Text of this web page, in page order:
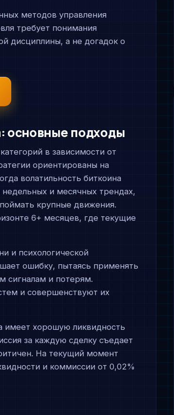
методов управления
требует понимания
дисциплины, а не догадок о
основные подходы
в зависимости от
ориентированы на
волатильность биткоина
и месячных трендах,
крупные движения.
6+ месяцев, где текущие
и психологической
ошибку, пытаясь применять
сигналам и потерям.
и совершенствуют их
имеет хорошую ликвидность
за каждую сделку съедает
На текущий момент
и коммиссии от 0,02%